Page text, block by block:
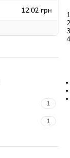
12.02 грн
1
1